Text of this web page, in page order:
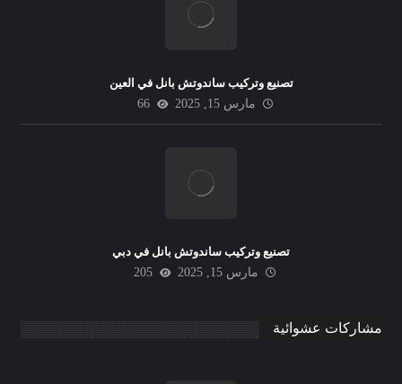
تصنيع وتركيب ساندوتش بانل في العين
مارس 15, 2025
66
تصنيع وتركيب ساندوتش بانل في دبي
مارس 15, 2025
205
مشاركات عشوائية